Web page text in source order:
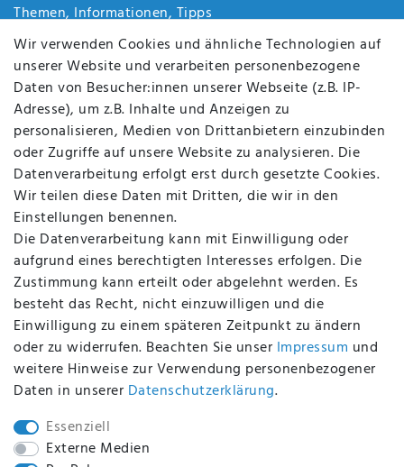
Themen, Informationen, Tipps
Jobs
Über uns
Kontakt
Datenschutz
AGB
FAQ
Batterieentsorgung
Altölverordnung
Impressum
BEQUEM UND SICHER BEZAHLEN MIT
BEI UNS SIND SIE SICHER!
Wir verwenden Cookies und ähnliche Technologien auf
unserer Website und verarbeiten personenbezogene
Daten von Besucher:innen unserer Webseite (z.B. IP-
Adresse), um z.B. Inhalte und Anzeigen zu
personalisieren, Medien von Drittanbietern einzubinden
oder Zugriffe auf unsere Website zu analysieren. Die
Datenverarbeitung erfolgt erst durch gesetzte Cookies.
Wir teilen diese Daten mit Dritten, die wir in den
Einstellungen benennen.
Die Datenverarbeitung kann mit Einwilligung oder
aufgrund eines berechtigten Interesses erfolgen. Die
Zustimmung kann erteilt oder abgelehnt werden. Es
besteht das Recht, nicht einzuwilligen und die
Einwilligung zu einem späteren Zeitpunkt zu ändern
oder zu widerrufen. Beachten Sie unser Impressum und
weitere Hinweise zur Verwendung personenbezogener
Daten in unserer Daten­schutz­erklärung.
Essenziell
Externe Medien